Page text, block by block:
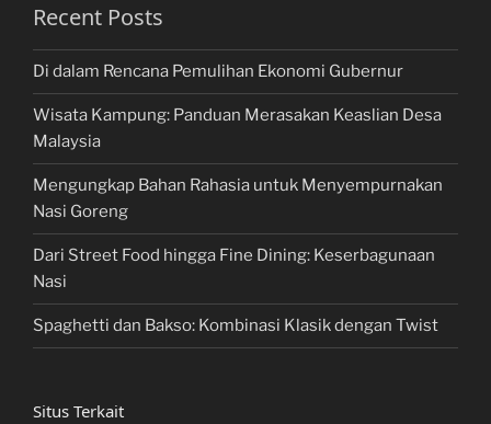
Recent Posts
Di dalam Rencana Pemulihan Ekonomi Gubernur
Wisata Kampung: Panduan Merasakan Keaslian Desa
Malaysia
Mengungkap Bahan Rahasia untuk Menyempurnakan
Nasi Goreng
Dari Street Food hingga Fine Dining: Keserbagunaan
Nasi
Spaghetti dan Bakso: Kombinasi Klasik dengan Twist
Situs Terkait